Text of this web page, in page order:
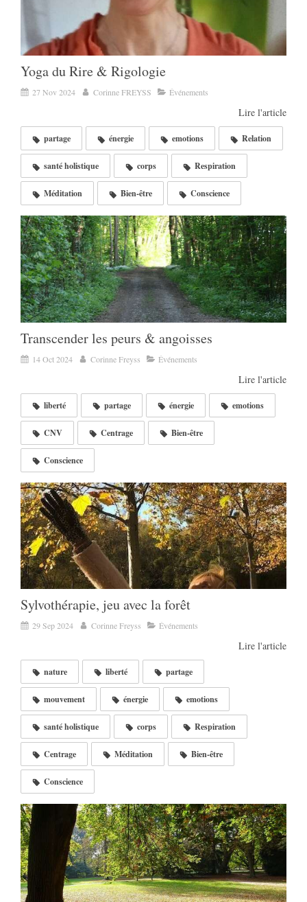
Yoga du Rire & Rigologie
27 Nov 2024 Corinne FREYSS Événements
Lire l'article
partage énergie emotions Relation
santé holistique corps Respiration
Méditation Bien-être Conscience
Transcender les peurs & angoisses
14 Oct 2024 Corinne Freyss Événements
Lire l'article
liberté partage énergie emotions
CNV Centrage Bien-être
Conscience
Sylvothérapie, jeu avec la forêt
29 Sep 2024 Corinne Freyss Événements
Lire l'article
nature liberté partage
mouvement énergie emotions
santé holistique corps Respiration
Centrage Méditation Bien-être
Conscience